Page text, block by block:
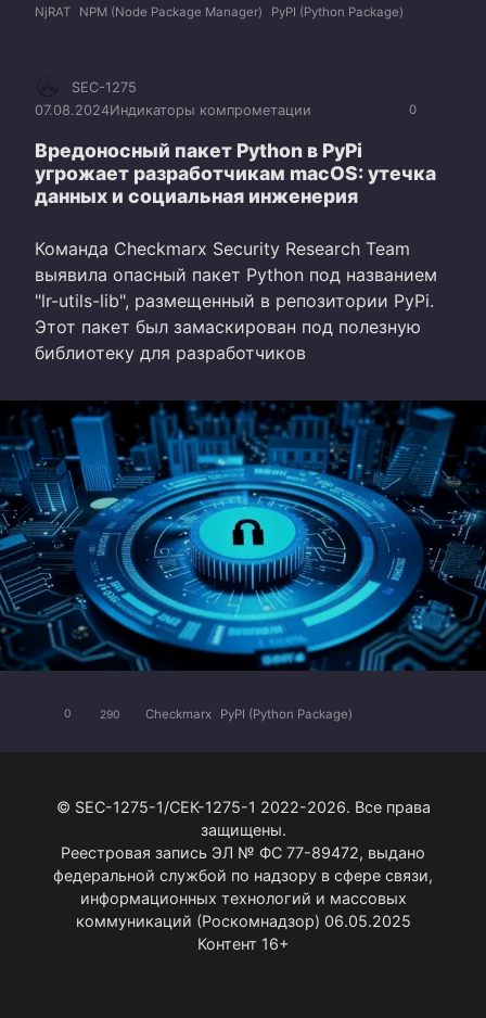
NjRAT NPM (Node Package Manager) PyPI (Python Package)
0
SEC-1275
07.08.2024Индикаторы компрометации
Вредоносный пакет Python в PyPi
угрожает разработчикам macOS: утечка
данных и социальная инженерия
Команда Checkmarx Security Research Team
выявила опасный пакет Python под названием
"lr-utils-lib", размещенный в репозитории PyPi.
Этот пакет был замаскирован под полезную
библиотеку для разработчиков
0 290 Checkmarx PyPI (Python Package)
© SEC-1275-1/СЕК-1275-1 2022-2026. Все права
защищены.
Реестровая запись ЭЛ № ФС 77-89472, выдано
федеральной службой по надзору в сфере связи,
информационных технологий и массовых
коммуникаций (Роскомнадзор) 06.05.2025
Контент 16+